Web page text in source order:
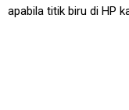
apabila titik biru di HP